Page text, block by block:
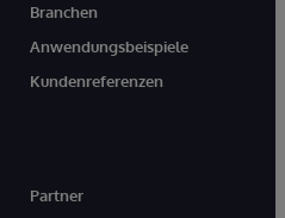
Branchen
Anwendungsbeispiele
Kundenreferenzen
Partner